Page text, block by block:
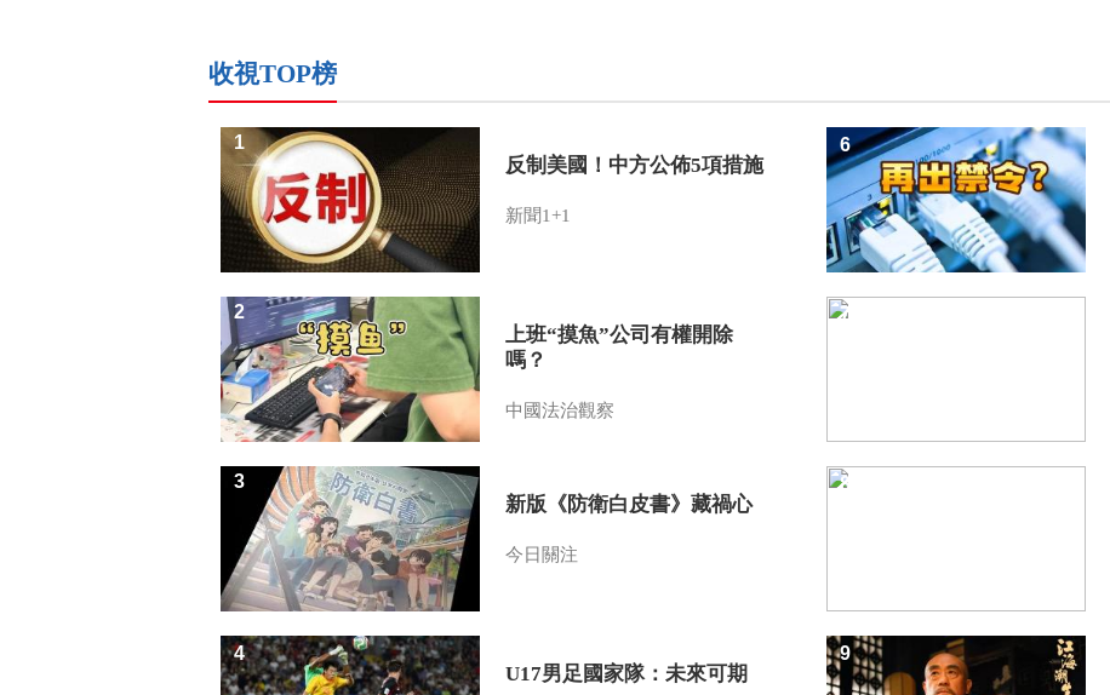
收視TOP榜
反制美國！中方公佈5項措施
新聞1+1
1
上班“摸魚”公司有權開除
嗎？
中國法治觀察
2
新版《防衛白皮書》藏禍心
今日關注
3
U17男足國家隊：未來可期
4
6
7
8
9